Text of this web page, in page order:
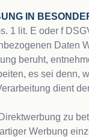
IN
1 lit. E oder f
beruht,
es sei
dient
zu
Werbung